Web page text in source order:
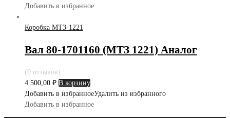
Добавить в избранное
Коробка МТЗ-1221
Вал 80-1701160 (МТЗ 1221) Аналог
(0 отзывов)
4 500,00 ₽ В корзину
Добавить в избранноеУдалить из избранного
Добавить в избранное